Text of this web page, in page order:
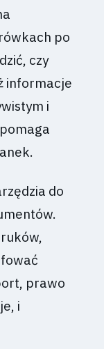
po
czy
informacje
i
do
prawo
i